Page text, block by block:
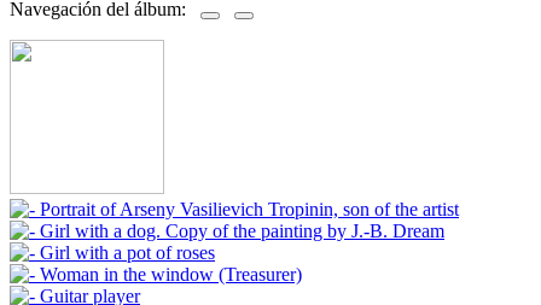
Navegación del álbum: